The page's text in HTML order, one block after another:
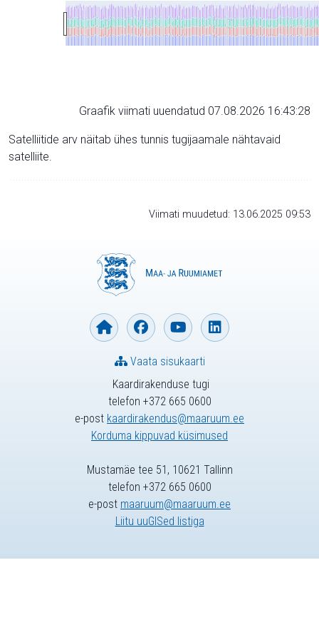
Graafik viimati uuendatud 07.08.2026 16:43:28
Satelliitide arv näitab ühes tunnis tugijaamale nähtavaid
satelliite.
Viimati muudetud: 13.06.2025 09:53
Kaardirakenduse tugi
telefon +372 665 0600
e-post kaardirakendus@maaruum.ee
Korduma kippuvad küsimused
Vaata sisukaarti
Mustamäe tee 51, 10621 Tallinn
telefon +372 665 0600
e-post maaruum@maaruum.ee
Liitu uuGISed listiga